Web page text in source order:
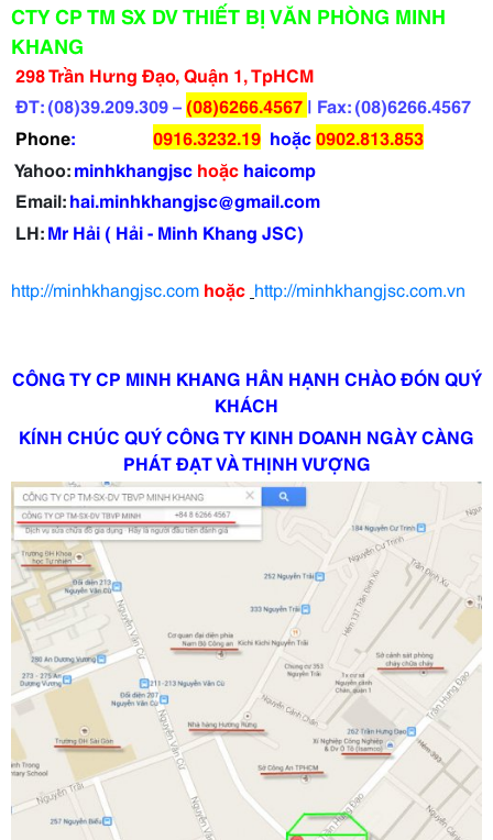
CTY CP TM SX DV THIẾT BỊ VĂN PHÒNG MINH
KHANG
298 Trần Hưng Đạo, Quận 1, TpHCM
ĐT: (08)39.209.309 – (08)6266.4567 | Fax: (08)6266.4567
Phone: 0916.3232.19 hoặc0902.813.853
Yahoo:minhkhangjsc hoặc haicomp
Email:hai.minhkhangjsc@gmail.com
LH:Mr Hải ( Hải - Minh Khang JSC)
http://minhkhangjsc.com hoặc http://minhkhangjsc.com.vn
CÔNG TY CP MINH KHANG HÂN HẠNH CHÀO ĐÓN QUÝ
KHÁCH
KÍNH CHÚC QUÝ CÔNG TY KINH DOANH NGÀY CÀNG
PHÁT ĐẠT VÀ THỊNH VƯỢNG